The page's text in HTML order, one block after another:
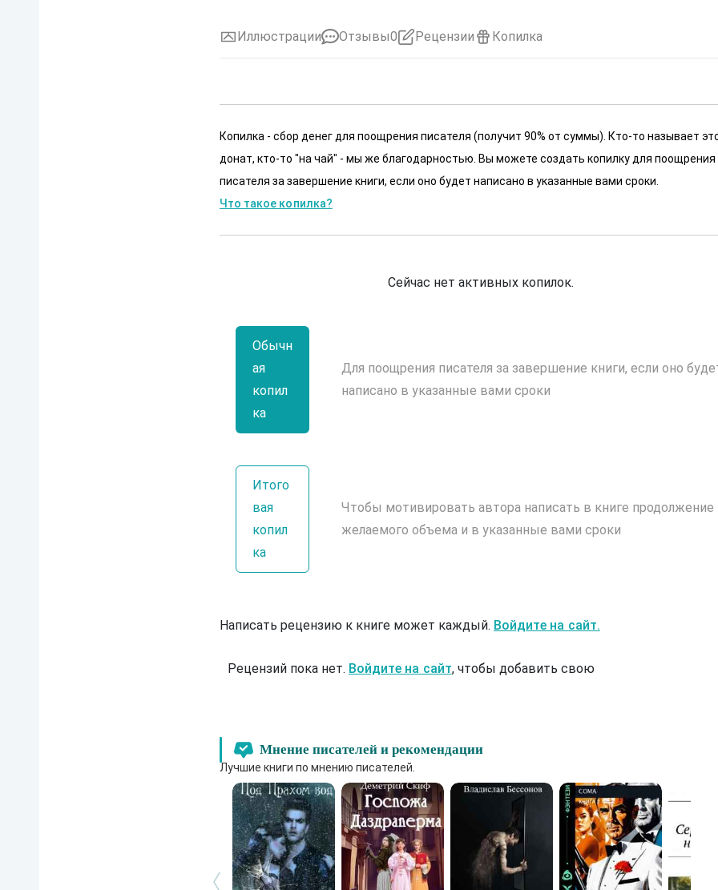
Иллюстрации Отзывы0 Рецензии Копилка
Копилка - сбор денег для поощрения писателя (получит 90% от суммы). Кто-то называет
донат, кто-то "на чай" - мы же благодарностью. Вы можете создать копилку для поощрения
писателя за завершение книги, если оно будет написано в указанные вами сроки.
Что такое копилка?
Сейчас нет активных копилок.
Обычн
ая
копил
ка
Для поощрения писателя за завершение книги, если оно
написано в указанные вами сроки
Итого
вая
копил
ка
Чтобы мотивировать автора написать в книге продолжение
желаемого объема и в указанные вами сроки
Написать рецензию к книге может каждый. Войдите на сайт.
Рецензий пока нет. Войдите на сайт, чтобы добавить свою
Мнение писателей и рекомендации
Лучшие книги по мнению писателей.